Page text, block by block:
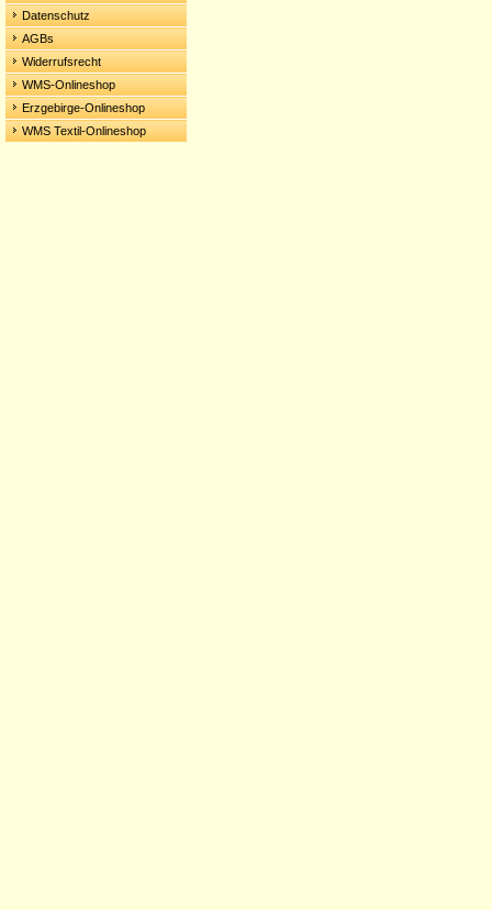
Datenschutz
AGBs
Widerrufsrecht
WMS-Onlineshop
Erzgebirge-Onlineshop
WMS Textil-Onlineshop